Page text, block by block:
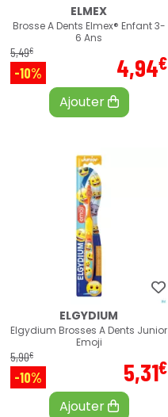
ELMEX
Brosse A Dents Elmex® Enfant 3-
6 Ans
5,49€
-10% 4,94€
Ajouter
ELGYDIUM
Elgydium Brosses A Dents Junior
Emoji
5,90€
-10% 5,31€
Ajouter